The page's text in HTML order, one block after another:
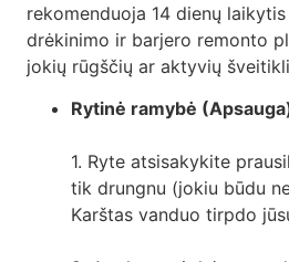
rekomenduoja 14 dienų
drėkinimo ir barjero remonto
jokių rūgščių ar aktyvių
Rytinė ramybė
1. Ryte atsisakykite
tik drungnu (jokiu būdu
Karštas vanduo tirpdo